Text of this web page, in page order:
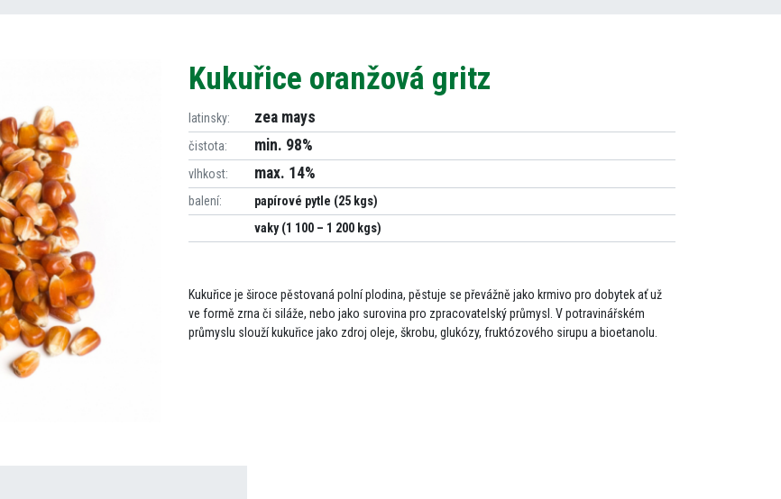
Kukuřice oranžová gritz
latinsky: zea mays
čistota: min. 98%
vlhkost: max. 14%
balení:
papírové pytle (25 kgs)
vaky (1 100 – 1 200 kgs)
Kukuřice je široce pěstovaná polní plodina, pěstuje se převážně jako krmivo pro dobytek ať už
ve formě zrna či siláže, nebo jako surovina pro zpracovatelský průmysl. V potravinářském
průmyslu slouží kukuřice jako zdroj oleje, škrobu, glukózy, fruktózového sirupu a bioetanolu.